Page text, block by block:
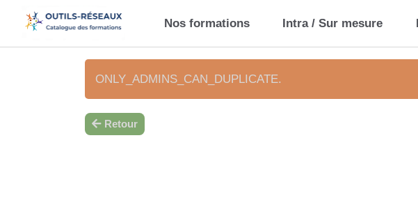
Aller au contenu principal Nos formations Intra / Sur mesure
ONLY_ADMINS_CAN_DUPLICATE.
Retour